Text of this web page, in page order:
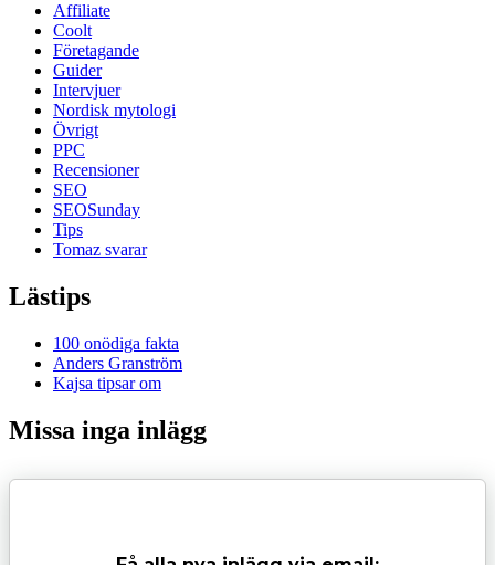
Affiliate
Coolt
Företagande
Guider
Intervjuer
Nordisk mytologi
Övrigt
PPC
Recensioner
SEO
SEOSunday
Tips
Tomaz svarar
Lästips
100 onödiga fakta
Anders Granström
Kajsa tipsar om
Missa inga inlägg